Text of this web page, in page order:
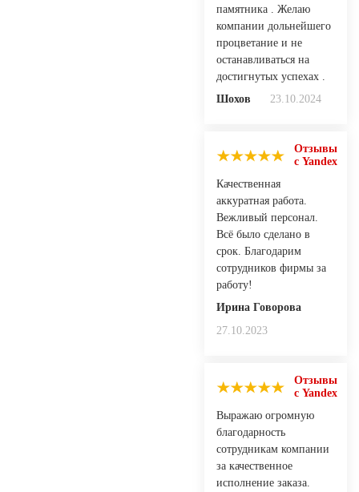
памятника . Желаю
компании дольнейшего
процветание и не
останавливаться на
достигнутых успехах .
Шохов
23.10.2024
Отзывы
с Yandex
Качественная
аккуратная работа.
Вежливый персонал.
Всё было сделано в
срок. Благодарим
сотрудников фирмы за
работу!
Ирина Говорова
27.10.2023
Отзывы
с Yandex
Выражаю огромную
благодарность
сотрудникам компании
за качественное
исполнение заказа.